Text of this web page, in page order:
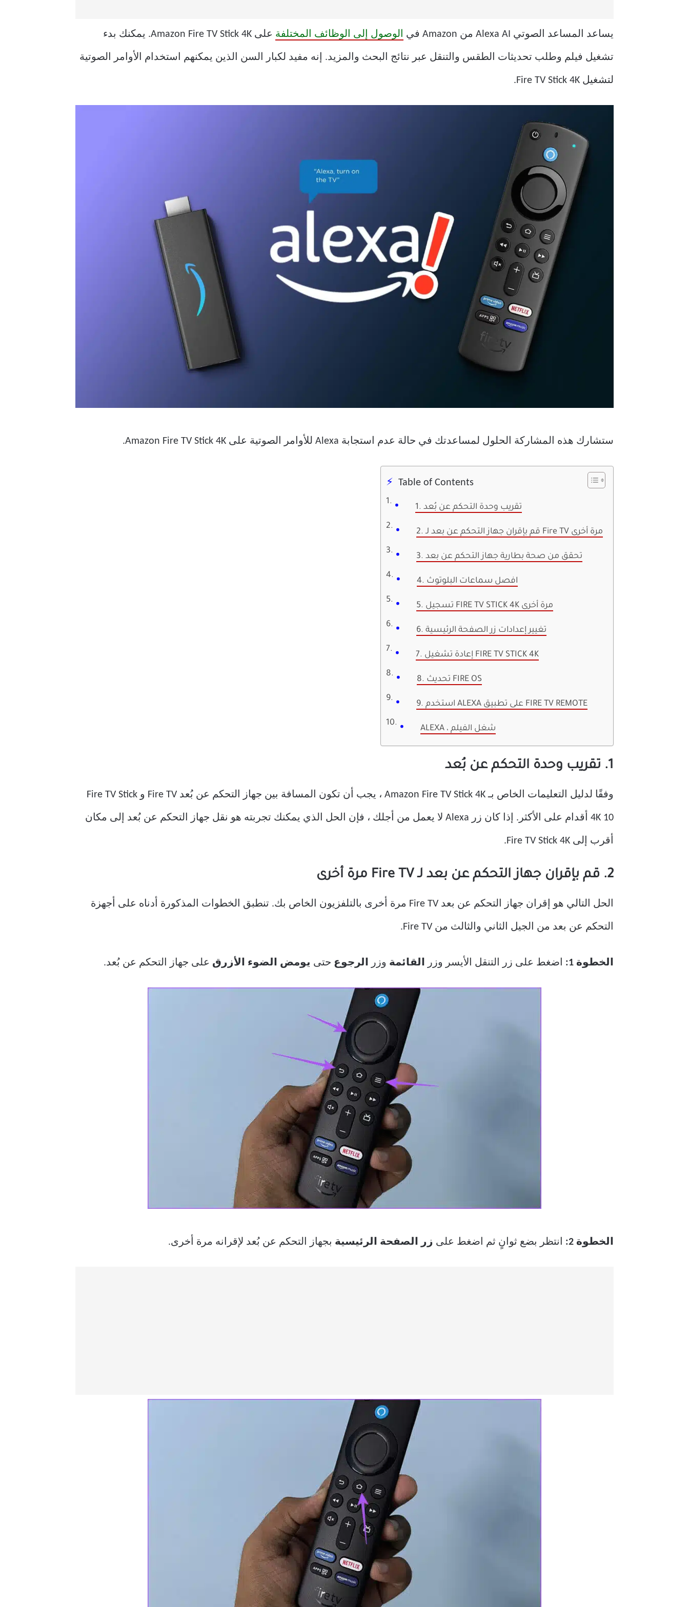
يساعد المساعد الصوتي Alexa AI من Amazon في الوصول إلى الوظائف المختلفة على Amazon Fire TV Stick 4K. يمكنك بدء
تشغيل فيلم وطلب تحديثات الطقس والتنقل عبر نتائج البحث والمزيد. إنه مفيد لكبار السن الذين يمكنهم استخدام الأوامر الصوتية
لتشغيل Fire TV Stick 4K.
ستشارك هذه المشاركة الحلول لمساعدتك في حالة عدم استجابة Alexa للأوامر الصوتية على Amazon Fire TV Stick 4K.
Table of Contents
1. تقريب وحدة التحكم عن بُعد
2. قم بإقران جهاز التحكم عن بعد لـ Fire TV مرة أخرى
3. تحقق من صحة بطارية جهاز التحكم عن بعد
4. افصل سماعات البلوتوث
5. تسجيل FIRE TV STICK 4K مرة أخرى
6. تغيير إعدادات زر الصفحة الرئيسية
7. إعادة تشغيل FIRE TV STICK 4K
8. تحديث FIRE OS
9. استخدم ALEXA على تطبيق FIRE TV REMOTE
ALEXA ، شغل الفيلم
1. تقريب وحدة التحكم عن بُعد
وفقًا لدليل التعليمات الخاص بـ Amazon Fire TV Stick 4K ، يجب أن تكون المسافة بين جهاز التحكم عن بُعد Fire TV و Fire TV Stick
4K 10 أقدام على الأكثر. إذا كان زر Alexa لا يعمل من أجلك ، فإن الحل الذي يمكنك تجربته هو نقل جهاز التحكم عن بُعد إلى مكان
أقرب إلى Fire TV Stick 4K.
2. قم بإقران جهاز التحكم عن بعد لـ Fire TV مرة أخرى
الحل التالي هو إقران جهاز التحكم عن بعد Fire TV مرة أخرى بالتلفزيون الخاص بك. تنطبق الخطوات المذكورة أدناه على أجهزة
التحكم عن بعد من الجيل الثاني والثالث من Fire TV.
الخطوة 1: اضغط على زر التنقل الأيسر وزر القائمة وزر الرجوع حتى يومض الضوء الأزرق على جهاز التحكم عن بُعد.
الخطوة 2: انتظر بضع ثوانٍ ثم اضغط على زر الصفحة الرئيسية بجهاز التحكم عن بُعد لإقرانه مرة أخرى.